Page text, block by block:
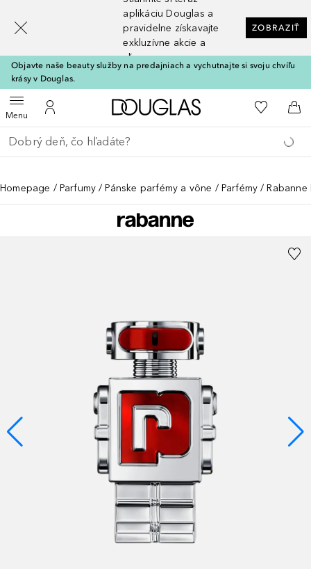
aplikáciu Douglas a
pravidelne získavajte
exkluzívne akcie a
zľavy
ZOBRAZIŤ
Objavte naše beauty služby na predajniach a vychutnajte si svoju chvíľu
krásy v Douglas.
MenuOtvoriť menuDo môjho účtu
Domov Do môjho
Do
Choď späť
Vykonajte vyhľadávanie
Homepage Parfumy Pánske parfémy a vône Parfémy Rabanne
[navigation.slideout.screenreader]